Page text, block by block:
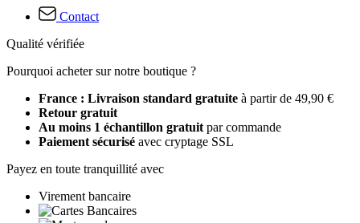
Contact
Qualité vérifiée
Pourquoi acheter sur notre boutique ?
France : Livraison standard gratuite à partir de 49,90 €
Retour gratuit
Au moins 1 échantillon gratuit par commande
Paiement sécurisé avec cryptage SSL
Payez en toute tranquillité avec
Virement bancaire